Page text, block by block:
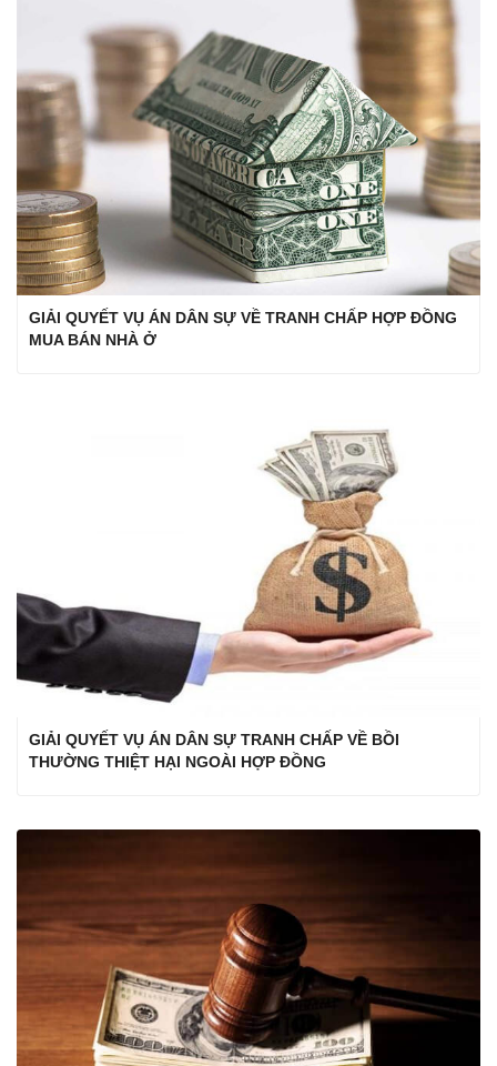
GIẢI QUYẾT VỤ ÁN DÂN SỰ VỀ TRANH CHẤP HỢP ĐỒNG
MUA BÁN NHÀ Ở
GIẢI QUYẾT VỤ ÁN DÂN SỰ TRANH CHẤP VỀ BỒI
THƯỜNG THIỆT HẠI NGOÀI HỢP ĐỒNG